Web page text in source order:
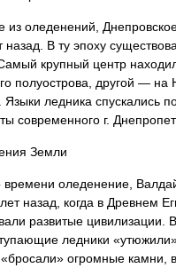
из оледенений,
В ту эпоху
крупный центр
полуострова, другой —
Языки ледника спускались
современного г.
Земли
оледенение,
назад, когда в Древнем
развитые цивилизации.
ледники
огромные камни,